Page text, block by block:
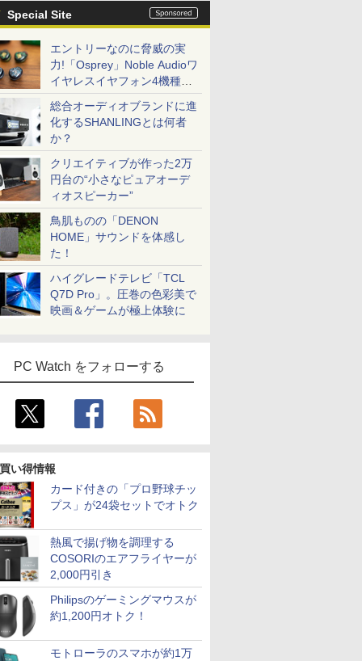
Special Site
エントリーなのに脅威の実
力!「Osprey」Noble Audioワ
イヤレスイヤフォン4機種を
一気に聴く
総合オーディオブランドに進
化するSHANLINGとは何者
か？
クリエイティブが作った2万
円台の“小さなピュアオーデ
ィオスピーカー”
鳥肌ものの「DENON
HOME」サウンドを体感し
た！
ハイグレードテレビ「TCL
Q7D Pro」。圧巻の色彩美で
映画＆ゲームが極上体験に
PC Watch をフォローする
い得情報
カード付きの「プロ野球チッ
プス」が24袋セットでオトク
熱風で揚げ物を調理する
COSORIのエアフライヤーが
2,000円引き
Philipsのゲーミングマウスが
約1,200円オトク！
モトローラのスマホが約1万